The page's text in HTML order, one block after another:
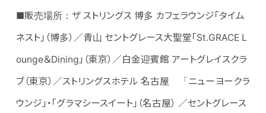
■販売場所：ザ ストリングス 博多 カフェラウンジ「タイム
ネスト」（博多）／青山 セントグレース大聖堂「St.GRACE L
ounge＆Dining」（東京）／白金迎賓館 アートグレイスクラ
ブ（東京）／ストリングスホテル 名古屋 「ニューヨークラ
ウンジ」・「グラマシースイート」（名古屋） ／セントグレース